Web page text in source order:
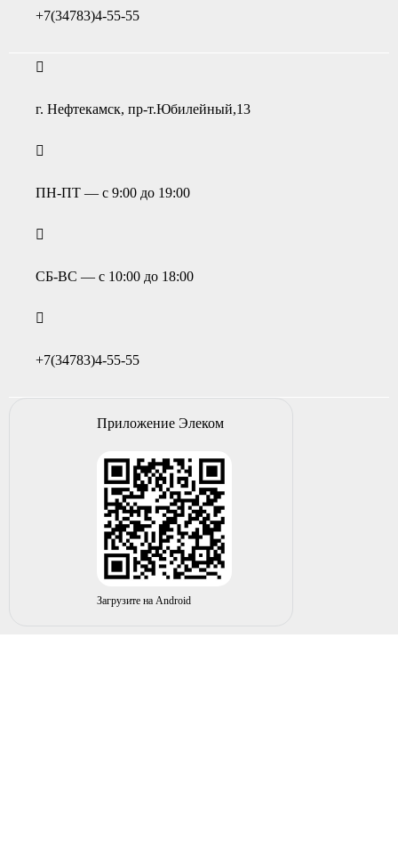
+7(34783)4-55-55
г. Нефтекамск, пр-т.Юбилейный,13
ПН-ПТ — с 9:00 до 19:00
СБ-ВС — с 10:00 до 18:00
+7(34783)4-55-55
Приложение Элеком
Загрузите на Android